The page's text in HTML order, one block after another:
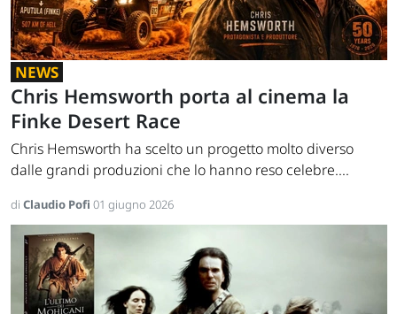
NEWS
Chris Hemsworth porta al cinema la
Finke Desert Race
Chris Hemsworth ha scelto un progetto molto diverso
dalle grandi produzioni che lo hanno reso celebre....
di Claudio Pofi 01 giugno 2026